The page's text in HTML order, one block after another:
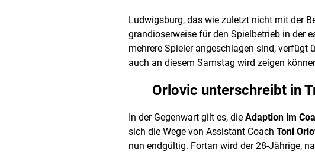
Ludwigsburg, das wie zuletzt nicht mit der
grandioserweise für den Spielbetrieb in der
mehrere Spieler angeschlagen sind, verfügt
auch an diesem Samstag wird zeigen
Orlovic unterschreibt in
In der Gegenwart gilt es, die Adaption im
sich die Wege von Assistant Coach Toni
nun endgültig. Fortan wird der 28-Jährige,